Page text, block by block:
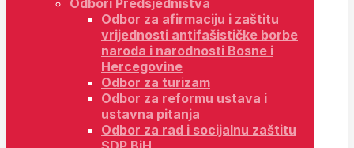
Odbori Predsjedništva
Odbor za afirmaciju i zaštitu
vrijednosti antifašističke borbe
naroda i narodnosti Bosne i
Hercegovine
Odbor za turizam
Odbor za reformu ustava i
ustavna pitanja
Odbor za rad i socijalnu zaštitu